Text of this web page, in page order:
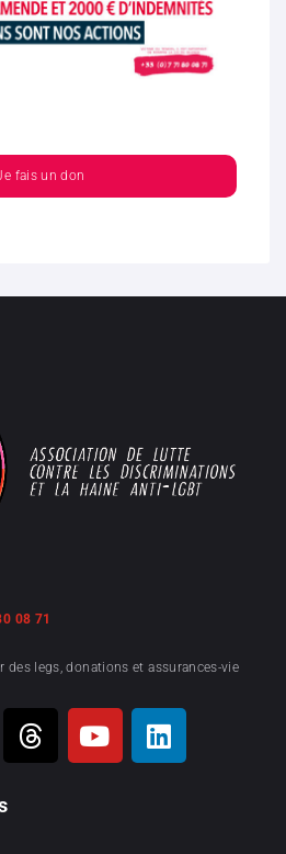
fais un don
08 71
legs, donations et assurances-vie